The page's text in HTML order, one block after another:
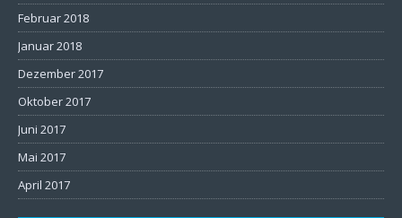
Februar 2018
Januar 2018
Dezember 2017
Oktober 2017
Juni 2017
Mai 2017
April 2017